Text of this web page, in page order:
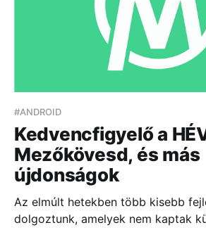
#ANDROID
Kedvencfigyelő a
Mezőkövesd, és más
újdonságok
Az elmúlt hetekben több kisebb
dolgoztunk, amelyek nem kaptak